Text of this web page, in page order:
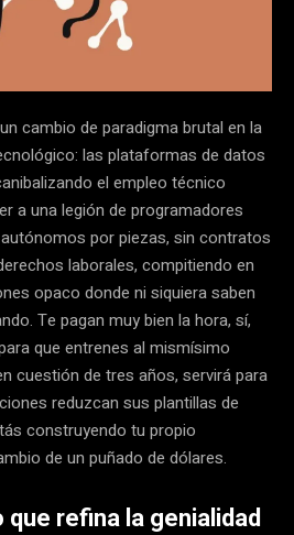
cambio de paradigma brutal en la
las plataformas de datos
el empleo técnico
a una legión de programadores
por piezas, sin contratos
laborales, compitiendo en
opaco donde ni siquiera saben
Te pagan muy bien la hora, sí,
que entrenes al mismísimo
cuestión de tres años, servirá para
reduzcan sus plantillas de
construyendo tu propio
de un puñado de dólares.
que refina la genialidad